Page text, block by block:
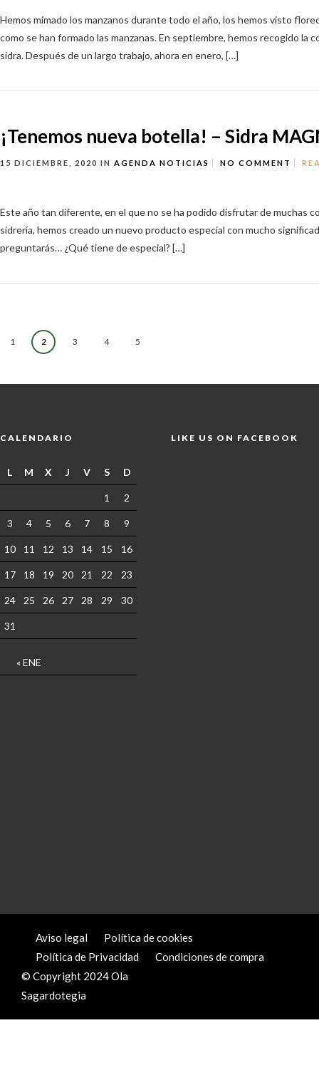
Hemos mimado los manzanos durante todo el año, los hemos visto
como se han formado las manzanas. En septiembre, hemos recogido la
sidra. Después de un largo trabajo, ahora en enero, […]
¡Tenemos nueva botella! – Sidra
15 DICIEMBRE, 2020 IN AGENDA NOTICIAS NO COMMENT
Este año tan diferente, en el que no se ha podido disfrutar de muchas
sidrería, hemos creado un nuevo producto especial con mucho
preguntarás… ¿Qué tiene de especial? […]
1 2 3 4 5
CALENDARIO
L M X J V S D
« ENE
1 2
3 4 5 6 7 8 9
10 11 12 13 14 15 16
17 18 19 20 21 22 23
24 25 26 27 28 29 30
31
LIKE US ON FACEBOOK
Aviso legal
Política de cookies
Política de Privacidad
Condiciones de compra
© Copyright 2024 Ola
Sagardotegia